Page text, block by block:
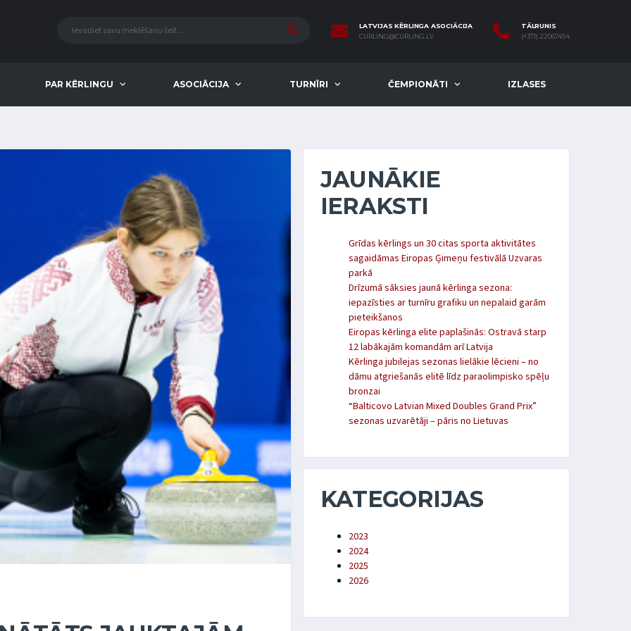
LATVIJAS KĒRLINGA ASOCIĀCIJA
CURLING@CURLING.LV
TĀLRUNIS
(+371) 22067454
PAR KĒRLINGU ASOCIĀCIJA TURNĪRI ČEMPIONĀTI IZLASES
JAUNĀKIE
IERAKSTI
Grīdas kērlings un 30 citas sporta aktivitātes
sagaidāmas Eiropas Ģimeņu festivālā Uzvaras
parkā
Drīzumā sāksies jaunā kērlinga sezona:
iepazīsties ar turnīru grafiku un nepalaid garām
pieteikšanos
Eiropas kērlinga elite paplašinās: Ostravā starp
12 labākajām komandām arī Latvija
Kērlinga jubilejas sezonas lielākie lēcieni – no
dāmu atgriešanās elitē līdz paraolimpisko spēļu
bronzai
“Balticovo Latvian Mixed Doubles Grand Prix”
sezonas uzvarētāji – pāris no Lietuvas
KATEGORIJAS
2023
2024
2025
2026